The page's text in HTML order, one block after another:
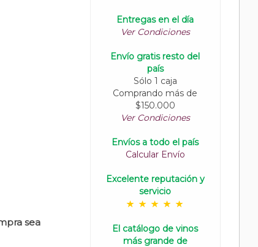
sea
Entregas en el día
Ver Condiciones
Envío gratis resto del
país
Sólo 1 caja
Comprando más de
$150.000
Ver Condiciones
Envíos a todo el país
Calcular Envío
Excelente reputación y
servicio
El catálogo de vinos
más grande de